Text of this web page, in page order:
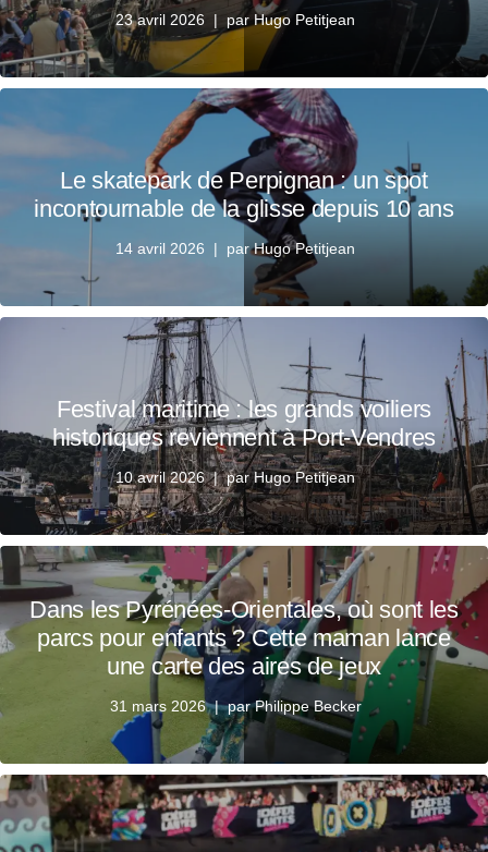
23 avril 2026 par Hugo Petitjean
Le skatepark de Perpignan : un spot
incontournable de la glisse depuis 10 ans
14 avril 2026 parHugo Petitjean
Festival maritime : les grands voiliers
historiques reviennent à Port-Vendres
10 avril 2026 parHugo Petitjean
Dans les Pyrénées-Orientales, où sont les
parcs pour enfants ? Cette maman lance
une carte des aires de jeux
31 mars 2026 parPhilippe Becker